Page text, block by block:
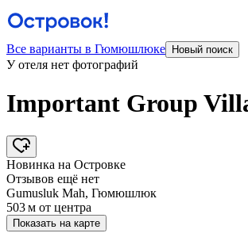
Все варианты в Гюмюшлюке Новый поиск
У отеля нет фотографий
Important Group
Новинка на Островке
Отзывов ещё нет
Gumusluk Mah, Гюмюшлюк
503 м от центра
Показать на карте